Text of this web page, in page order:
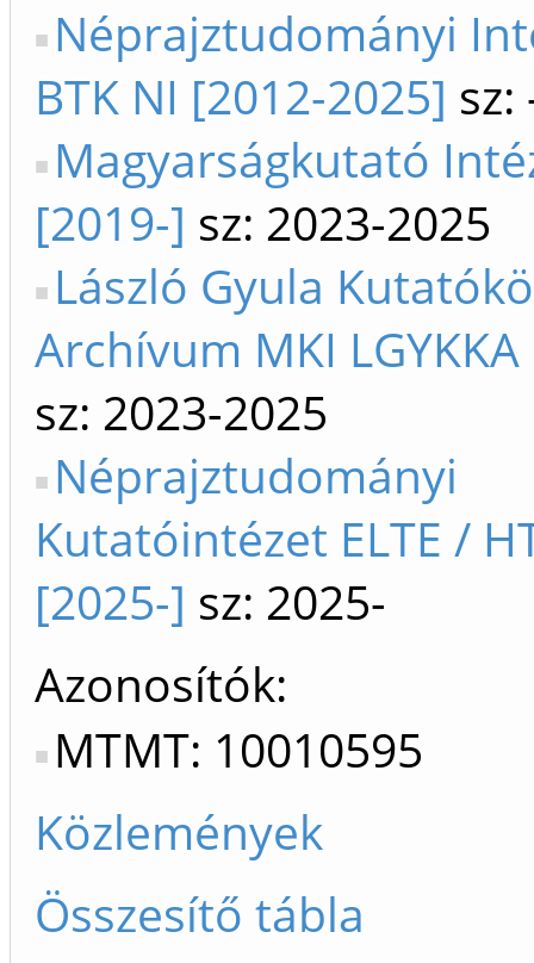
Néprajztudományi
BTK NI [2012-2025] sz:
Magyarságkutató
[2019-] sz: 2023-2025
László Gyula
Archívum MKI
sz: 2023-2025
Néprajztudományi
Kutatóintézet ELTE /
[2025-] sz: 2025-
Azonosítók
MTMT: 10010595
Közlemények
Összesítő tábla